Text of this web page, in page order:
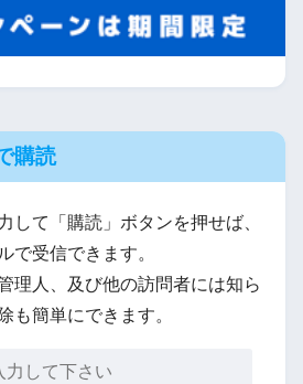
購読
して「購読」ボタンを押せば、
で受信できます。
理人、及び他の訪問者には知ら
も簡単にできます。